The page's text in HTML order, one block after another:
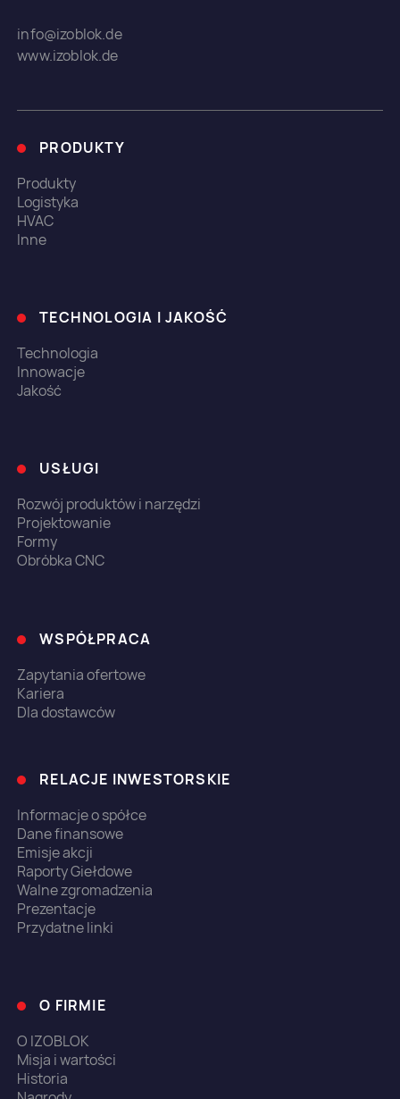
info@izoblok.de
www.izoblok.de
PRODUKTY
Produkty
Logistyka
HVAC
Inne
TECHNOLOGIA I JAKOŚĆ
Technologia
Innowacje
Jakość
USŁUGI
Rozwój produktów i narzędzi
Projektowanie
Formy
Obróbka CNC
WSPÓŁPRACA
Zapytania ofertowe
Kariera
Dla dostawców
RELACJE INWESTORSKIE
Informacje o spółce
Dane finansowe
Emisje akcji
Raporty Giełdowe
Walne zgromadzenia
Prezentacje
Przydatne linki
O FIRMIE
O IZOBLOK
Misja i wartości
Historia